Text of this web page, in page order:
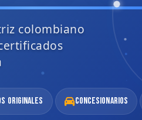
colombiano
Originales Concesionarios